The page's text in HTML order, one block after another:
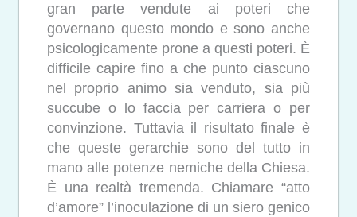
gran parte vendute ai poteri che
governano questo mondo e sono anche
psicologicamente prone a questi poteri. È
difficile capire fino a che punto ciascuno
nel proprio animo sia venduto, sia più
succube o lo faccia per carriera o per
convinzione. Tuttavia il risultato finale è
che queste gerarchie sono del tutto in
mano alle potenze nemiche della Chiesa.
È una realtà tremenda. Chiamare “atto
d’amore” l’inoculazione di un siero genico